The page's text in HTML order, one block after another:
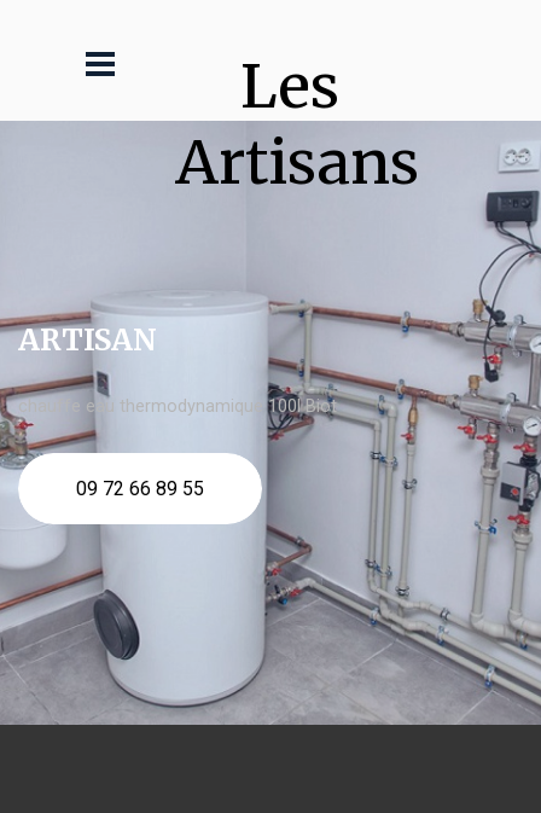
Les
Artisans
ARTISAN
chauffe eau thermodynamique 100l Biot
09 72 66 89 55